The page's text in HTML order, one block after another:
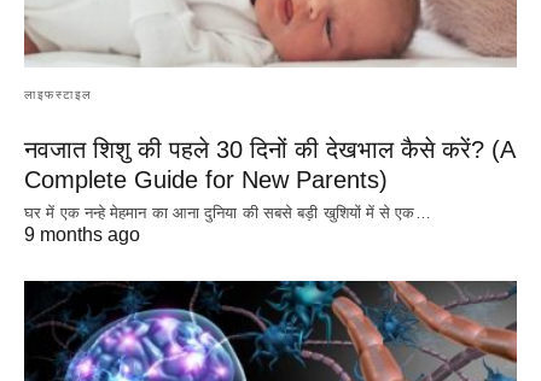
लाइफस्टाइल
नवजात शिशु की पहले 30 दिनों की देखभाल कैसे करें? (A
Complete Guide for New Parents)
घर में एक नन्हे मेहमान का आना दुनिया की सबसे बड़ी खुशियों में से एक…
9 months ago